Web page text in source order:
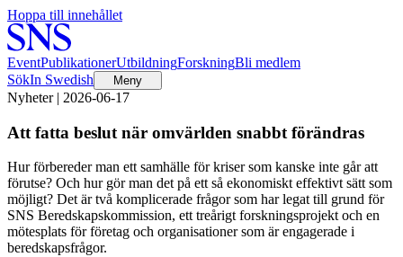
Hoppa till innehållet
EventPublikationerUtbildningForskningBli medlem
SökIn Swedish Meny
Nyheter | 2026-06-17
Att fatta beslut när omvärlden snabbt förändras
Hur förbereder man ett samhälle för kriser som kanske inte går att
förutse? Och hur gör man det på ett så ekonomiskt effektivt sätt som
möjligt? Det är två komplicerade frågor som har legat till grund för
SNS Beredskapskommission, ett treårigt forskningsprojekt och en
mötesplats för företag och organisationer som är engagerade i
beredskapsfrågor.